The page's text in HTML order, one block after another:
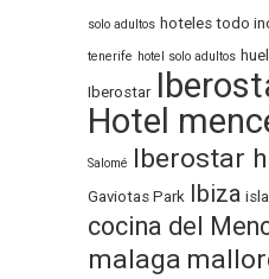
solo adultos hoteles todo
tenerife hotel solo adultos
Iberostar
Hotel
Salomé Iberostar
Gaviotas Park Ibiza
cocina del
malaga